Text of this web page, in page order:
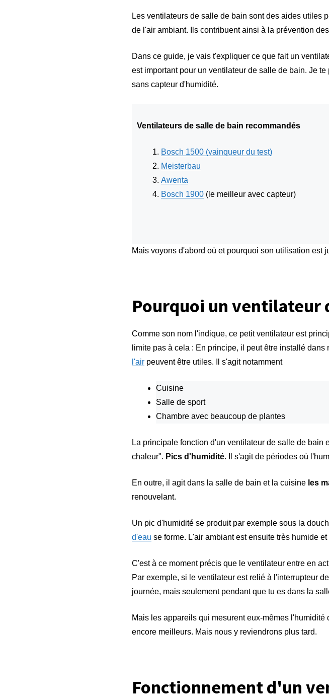
Les ventilateurs de salle de bain sont des aides utiles
de l'air ambiant. Ils contribuent ainsi à la prévention
Dans ce guide, je vais t'expliquer ce que fait un
est important pour un ventilateur de salle de bain. Je
sans capteur d'humidité.
Ventilateurs de salle de bain recommandés
Bosch 1500 (vainqueur du test)
Meisterbau
Awenta
Bosch 1900 (le meilleur avec capteur)
Mais voyons d'abord où et pourquoi son utilisation est
Pourquoi un ventilateur
Comme son nom l'indique, ce petit ventilateur est
limite pas à cela : En principe, il peut être installé
l'air peuvent être utiles. Il s'agit notamment
Cuisine
Salle de sport
Chambre avec beaucoup de plantes
La principale fonction d'un ventilateur de salle de
chaleur". Pics d'humidité. Il s'agit de périodes où
En outre, il agit dans la salle de bain et la cuisine les
renouvelant.
Un pic d'humidité se produit par exemple sous la
d'eau se forme. L'air ambiant est ensuite très humide
C'est à ce moment précis que le ventilateur entre en
Par exemple, si le ventilateur est relié à l'interrupteur
journée, mais seulement pendant que tu es dans la
Mais les appareils qui mesurent eux-mêmes
encore meilleurs. Mais nous y reviendrons plus tard.
Fonctionnement d'un